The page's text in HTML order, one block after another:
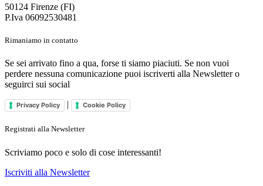
50124 Firenze (FI)
P.Iva 06092530481
Rimaniamo in contatto
Se sei arrivato fino a qua, forse ti siamo piaciuti. Se non vuoi
perdere nessuna comunicazione puoi iscriverti alla Newsletter o
seguirci sui social
Privacy Policy | Cookie Policy
Registrati alla Newsletter
Scriviamo poco e solo di cose interessanti!
Iscriviti alla Newsletter